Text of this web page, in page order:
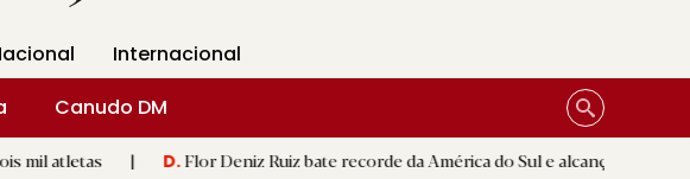
Internacional
Canudo DM
| D.Flor Deniz Ruiz bate recorde da América do Sul e alcança segunda melhor marca